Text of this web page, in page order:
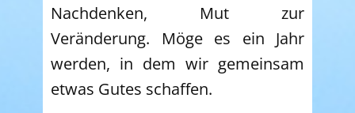
Nachdenken, Mut zur
Veränderung. Möge es ein Jahr
werden, in dem wir gemeinsam
etwas Gutes schaffen.